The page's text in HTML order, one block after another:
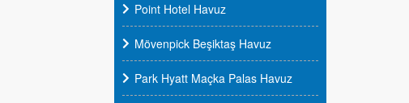
Point Hotel Havuz
Mövenpick Beşiktaş Havuz
Park Hyatt Maçka Palas Havuz